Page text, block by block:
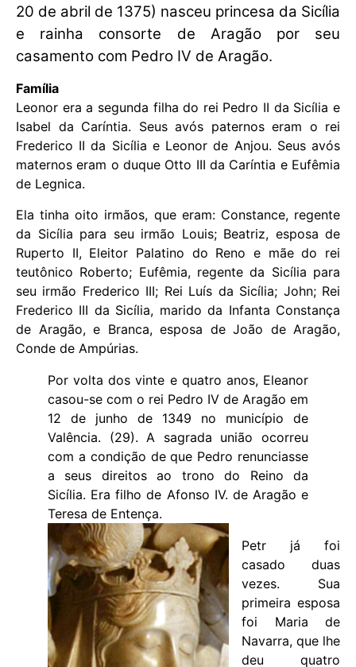
20 de abril de 1375) nasceu princesa da Sicília
e rainha consorte de Aragão por seu
casamento com Pedro IV de Aragão.
Família
Leonor era a segunda filha do rei Pedro II da Sicília e
Isabel da Caríntia. Seus avós paternos eram o rei
Frederico II da Sicília e Leonor de Anjou. Seus avós
maternos eram o duque Otto III da Caríntia e Eufêmia
de Legnica.
Ela tinha oito irmãos, que eram: Constance, regente
da Sicília para seu irmão Louis; Beatriz, esposa de
Ruperto II, Eleitor Palatino do Reno e mãe do rei
teutônico Roberto; Eufêmia, regente da Sicília para
seu irmão Frederico III; Rei Luís da Sicília; John; Rei
Frederico III da Sicília, marido da Infanta Constança
de Aragão, e Branca, esposa de João de Aragão,
Conde de Ampúrias.
Por volta dos vinte e quatro anos, Eleanor
casou-se com o rei Pedro IV de Aragão em
12 de junho de 1349 no município de
Valência. (29). A sagrada união ocorreu
com a condição de que Pedro renunciasse
a seus direitos ao trono do Reino da
Sicília. Era filho de Afonso IV. de Aragão e
Teresa de Entença.
Petr já foi
casado duas
vezes. Sua
primeira esposa
foi Maria de
Navarra, que lhe
deu quatro